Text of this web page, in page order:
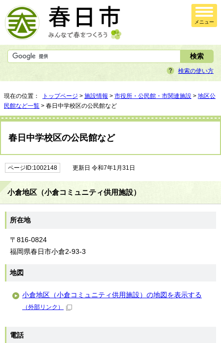
メニュー
検索の使い方
現在の位置： トップページ > 施設情報 > 市役所・公民館・市関連施設 > 地区公
民館など一覧 > 春日中学校区の公民館など
春日中学校区の公民館など
ページID:1002148 更新日 令和7年1月31日
小倉地区（小倉コミュニティ供用施設）
所在地
〒816-0824
福岡県春日市小倉2-93-3
地図
小倉地区（小倉コミュニティ供用施設）の地図を表示する
（外部リンク）
電話